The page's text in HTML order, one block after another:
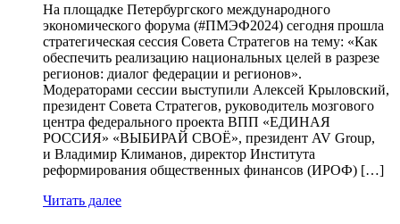
На площадке Петербургского международного
экономического форума (#ПМЭФ2024) сегодня прошла
стратегическая сессия Совета Стратегов на тему: «Как
обеспечить реализацию национальных целей в разрезе
регионов: диалог федерации и регионов».
Модераторами сессии выступили Алексей Крыловский,
президент Совета Стратегов, руководитель мозгового
центра федерального проекта ВПП «ЕДИНАЯ
РОССИЯ» «ВЫБИРАЙ СВОЁ», президент AV Group,
и Владимир Климанов, директор Института
реформирования общественных финансов (ИРОФ) […]
Читать далее